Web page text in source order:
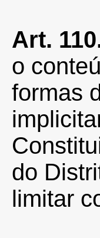
Art.
o
formas
do
limitar